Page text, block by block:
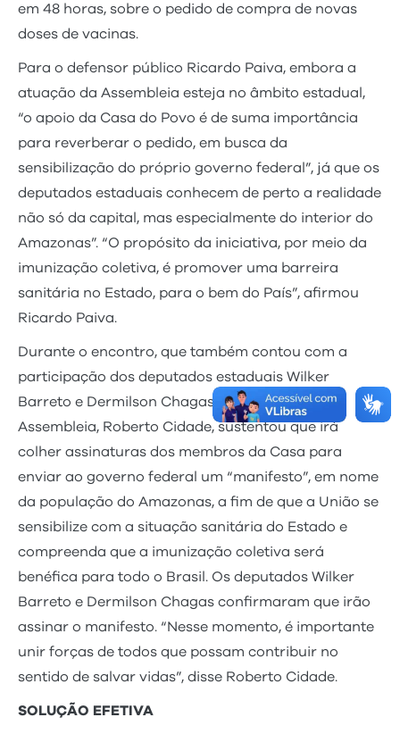
em 48 horas, sobre o pedido de compra de novas
doses de vacinas.
Para o defensor público Ricardo Paiva, embora a
atuação da Assembleia esteja no âmbito estadual,
“o apoio da Casa do Povo é de suma importância
para reverberar o pedido, em busca da
sensibilização do próprio governo federal”, já que os
deputados estaduais conhecem de perto a realidade
não só da capital, mas especialmente do interior do
Amazonas”. “O propósito da iniciativa, por meio da
imunização coletiva, é promover uma barreira
sanitária no Estado, para o bem do País”, afirmou
Ricardo Paiva.
Durante o encontro, que também contou com a
participação dos deputados estaduais Wilker
Barreto e Dermilson Chagas, o presidente da
Assembleia, Roberto Cidade, sustentou que irá
colher assinaturas dos membros da Casa para
enviar ao governo federal um “manifesto”, em nome
da população do Amazonas, a fim de que a União se
sensibilize com a situação sanitária do Estado e
compreenda que a imunização coletiva será
benéfica para todo o Brasil. Os deputados Wilker
Barreto e Dermilson Chagas confirmaram que irão
assinar o manifesto. “Nesse momento, é importante
unir forças de todos que possam contribuir no
sentido de salvar vidas”, disse Roberto Cidade.
SOLUÇÃO EFETIVA